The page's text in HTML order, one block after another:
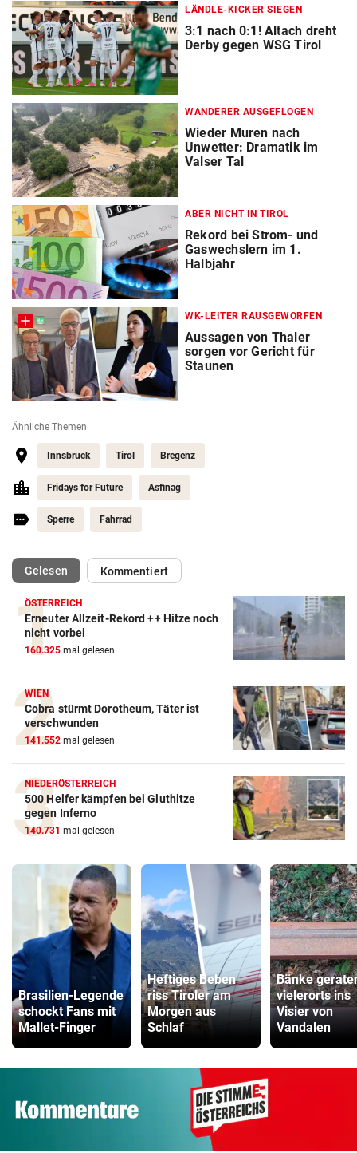
LÄNDLE-KICKER SIEGEN
3:1 nach 0:1! Altach dreht
Derby gegen WSG Tirol
WANDERER AUSGEFLOGEN
Wieder Muren nach
Unwetter: Dramatik im
Valser Tal
ABER NICHT IN TIROL
Rekord bei Strom- und
Gaswechslern im 1.
Halbjahr
WK-LEITER RAUSGEWORFEN
Aussagen von Thaler
sorgen vor Gericht für
Staunen
Ähnliche Themen
Innsbruck Tirol Bregenz
Fridays for Future Asfinag
Sperre Fahrrad
Gelesen(ausgewählt)Kommentiert
ÖSTERREICH
Erneuter Allzeit-Rekord ++ Hitze noch
nicht vorbei
160.325 mal gelesen
WIEN
Cobra stürmt Dorotheum, Täter ist
verschwunden
141.552 mal gelesen
NIEDERÖSTERREICH
500 Helfer kämpfen bei Gluthitze
gegen Inferno
140.731 mal gelesen
Brasilien-Legende
schockt Fans mit
Mallet-Finger
Heftiges Beben
riss Tiroler am
Morgen aus
Schlaf
Bänke
vielerorts ins
Visier von
Vandalen